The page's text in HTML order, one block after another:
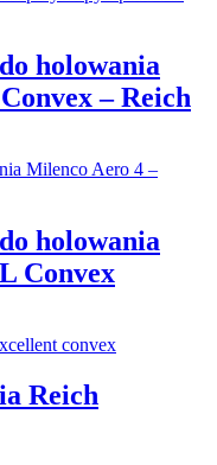
holowania
– Reich
holowania
Convex
Reich